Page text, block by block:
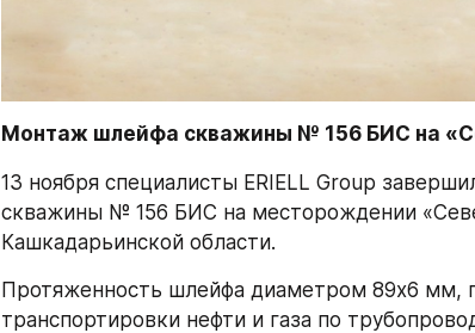
Монтаж шлейфа скважины № 156 БИС на
13 ноября специалисты ERIELL Group
скважины № 156 БИС на месторождении
Кашкадарьинской области.
Протяженность шлейфа диаметром 89х6 мм,
транспортировки нефти и газа по